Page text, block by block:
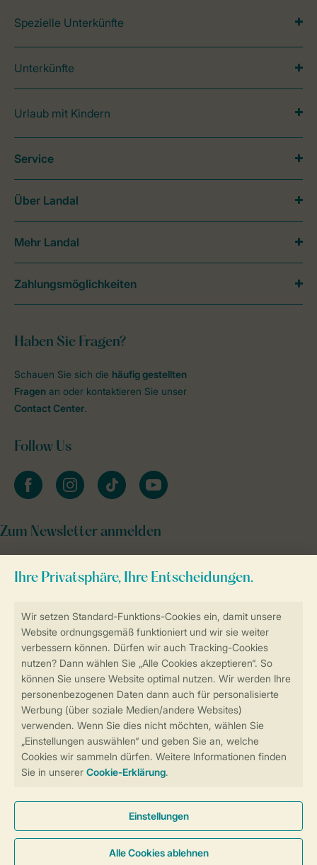
Sicherstellung Deiner Privatsphäre
Sicher und schnell zur Online-Buchung
Sichere Datenübertragung
Sicheres Bezahlen
Spezielle Unterkünfte
Unterkünfte
Urlaub mit Kindern
Haben Sie Fragen?
Schauen Sie sich die häufig gestellten
Fragen an oder kontaktieren Sie unser
Contact Center.
Follow Us
facebookinstagramtiktok youtube
Zum Newsletter anmelden
Service
Über Landal
Mehr Landal
Zahlungsmöglichkeiten